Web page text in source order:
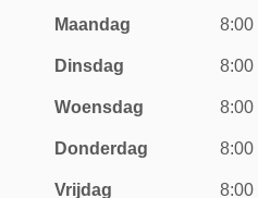
Maandag 8:00
Dinsdag 8:00
Woensdag 8:00
Donderdag 8:00
Vrijdag 8:00